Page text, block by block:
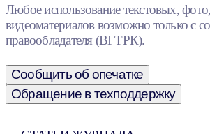
Любое использование текстовых,
видеоматериалов возможно только с
правообладателя (ВГТРК).
Сообщить об опечатке
Обращение в техподдержку